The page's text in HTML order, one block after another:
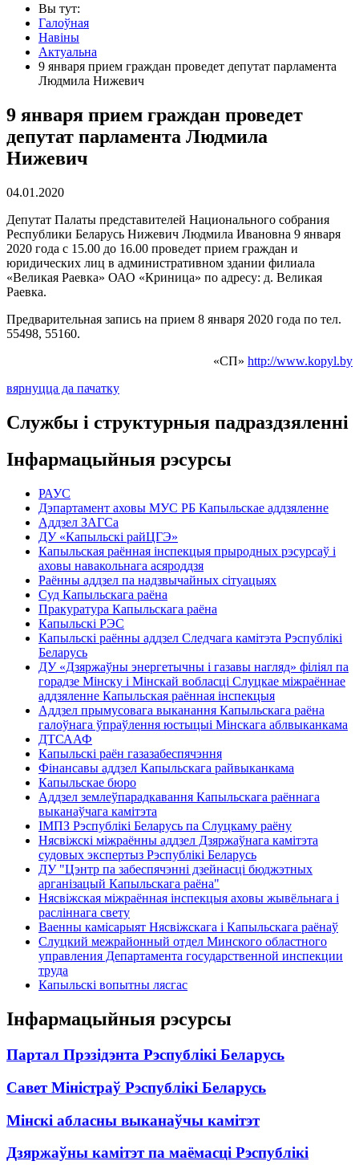
Вы тут:
Галоўная
Навіны
Актуальна
9 января прием граждан проведет депутат парламента
Людмила Нижевич
9 января прием граждан проведет
депутат парламента Людмила
Нижевич
04.01.2020
Депутат Палаты представителей Национального собрания
Республики Беларусь Нижевич Людмила Ивановна 9 января
2020 года с 15.00 до 16.00 проведет прием граждан и
юридических лиц в административном здании филиала
«Великая Раевка» ОАО «Криница» по адресу: д. Великая
Раевка.
Предварительная запись на прием 8 января 2020 года по тел.
55498, 55160.
«СП» http://www.kopyl.by
вярнуцца да пачатку
Службы і структурныя падраздзяленні
Інфармацыйныя рэсурсы
РАУС
Дэпартамент аховы МУС РБ Капыльскае аддзяленне
Аддзел ЗАГСа
ДУ «Капыльскі райЦГЭ»
Капыльская раённая інспекцыя прыродных рэсурсаў і
аховы навакольнага асяроддзя
Раённы аддзел па надзвычайных сітуацыях
Суд Капыльскага раёна
Пракуратура Капыльскага раёна
Капыльскі РЭС
Капыльскі раённы аддзел Следчага камітэта Рэспублікі
Беларусь
ДУ «Дзяржаўны энергетычны і газавы нагляд» філіял па
горадзе Мінску і Мінскай вобласці Слуцкае міжраённае
аддзяленне Капыльская раённая інспекцыя
Аддзел прымусовага выканання Капыльскага раёна
галоўнага ўпраўлення юстыцыі Мінскага аблвыканкама
ДТСААФ
Капыльскі раён газазабеспячэння
Фінансавы аддзел Капыльскага райвыканкама
Капыльскае бюро
Аддзел землеўпарадкавання Капыльскага раённага
выканаўчага камітэта
ІМПЗ Рэспублікі Беларусь па Слуцкаму раёну
Нясвіжскі міжраённы аддзел Дзяржаўнага камітэта
судовых экспертыз Рэспублікі Беларусь
ДУ "Цэнтр па забеспячэнні дзейнасці бюджэтных
арганізацый Капыльскага раёна"
Нясвіжская міжраённая інспекцыя аховы жывёльнага і
расліннага свету
Ваенны камісарыят Нясвіжскага і Капыльскага раёнаў
Слуцкий межрайонный отдел Минского областного
управления Департамента государственной инспекции
труда
Капыльскі вопытны лясгас
Інфармацыйныя рэсурсы
Партал Прэзідэнта Рэспублікі Беларусь
Савет Міністраў Рэспублікі Беларусь
Мінскі абласны выканаўчы камітэт
Дзяржаўны камітэт па маёмасці Рэспублікі